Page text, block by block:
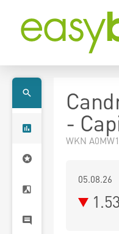
-
WKN
05.08.26